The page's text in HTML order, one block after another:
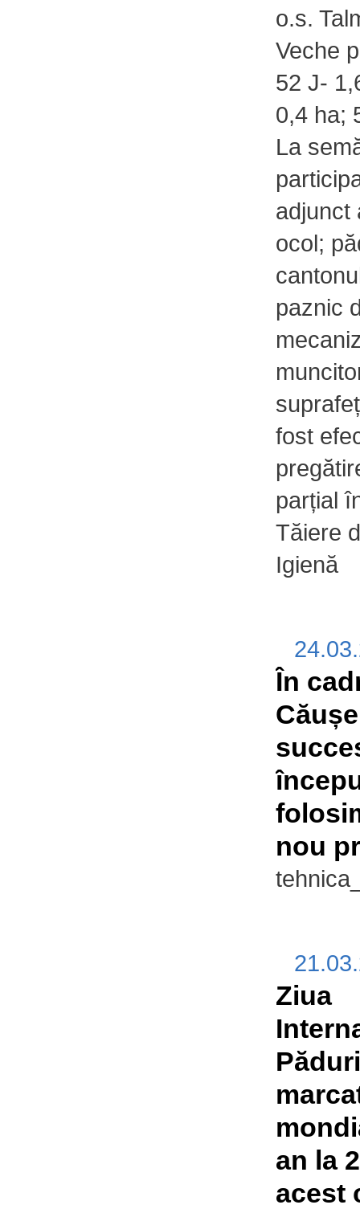
o.s.
Veche
52 J-
0,4 ha;
La
adjunct
ocol;
paznic
fost
parțial
Tăiere
Igienă
În
nou
Ziua
an la
acest